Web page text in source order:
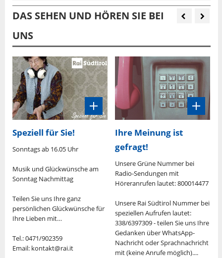
DAS SEHEN UND HÖREN SIE BEI
UNS
Speziell für Sie!
Sonntags ab 16.05 Uhr
Musik und Glückwünsche am
Sonntag Nachmittag
Teilen Sie uns Ihre ganz
persönlichen Glückwünsche für
Ihre Lieben mit…
Tel.: 0471/902359
Email: kontakt@rai.it
Ihre Meinung ist
gefragt!
Unsere Grüne Nummer bei
Radio-Sendungen mit
Höreranrufen lautet: 800014477
Unsere Rai Südtirol Nummer bei
speziellen Aufrufen lautet:
338/6397309 - teilen Sie uns Ihre
Gedanken über WhatsApp-
Nachricht oder Sprachnachricht
mit (keine Anrufe möglich)....